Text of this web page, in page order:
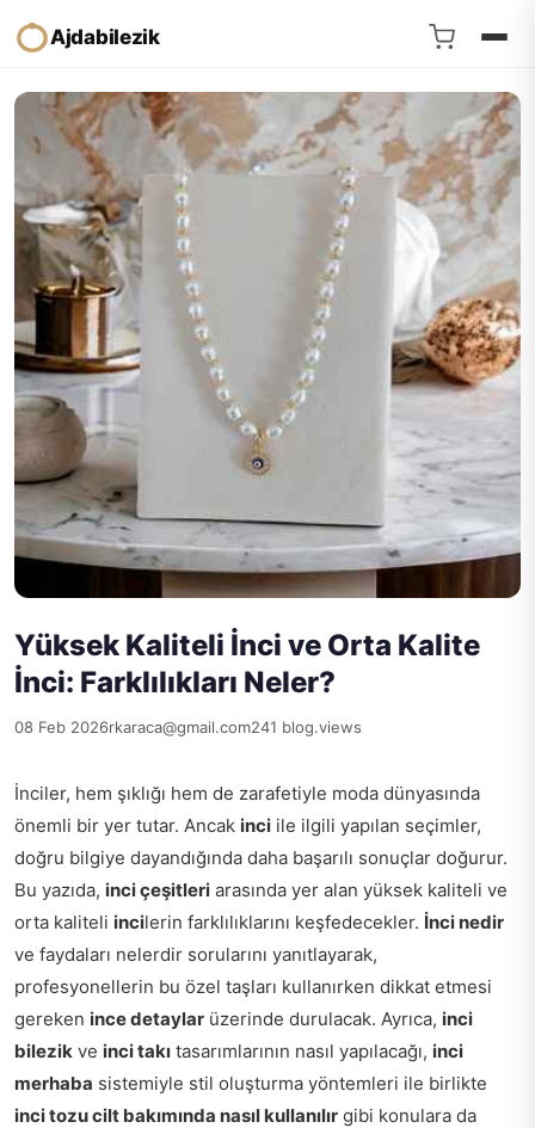
Ajdabilezik
Yüksek Kaliteli İnci ve Orta Kalite
İnci: Farklılıkları Neler?
08 Feb 2026rkaraca@gmail.com241 blog.views
İnciler, hem şıklığı hem de zarafetiyle moda dünyasında
önemli bir yer tutar. Ancak inci ile ilgili yapılan seçimler,
doğru bilgiye dayandığında daha başarılı sonuçlar doğurur.
Bu yazıda, inci çeşitleri arasında yer alan yüksek kaliteli ve
orta kaliteli incilerin farklılıklarını keşfedecekler. İnci nedir
ve faydaları nelerdir sorularını yanıtlayarak,
profesyonellerin bu özel taşları kullanırken dikkat etmesi
gereken ince detaylar üzerinde durulacak. Ayrıca, inci
bilezik ve inci takı tasarımlarının nasıl yapılacağı, inci
merhaba sistemiyle stil oluşturma yöntemleri ile birlikte
inci tozu cilt bakımında nasıl kullanılır gibi konulara da